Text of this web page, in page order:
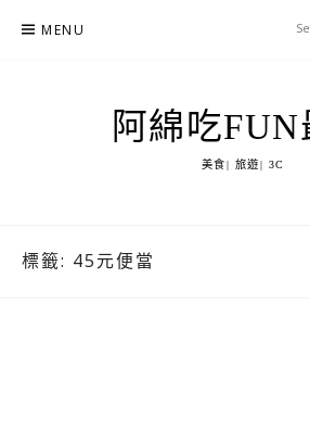
MENU
阿綿吃FUN
美食| 旅遊| 3C
標籤: 45元便當